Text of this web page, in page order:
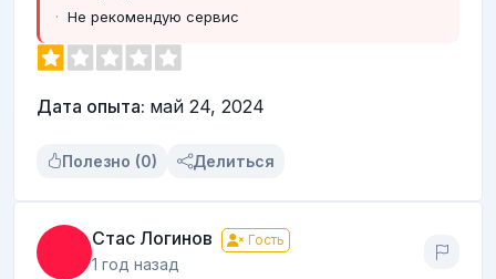
Не рекомендую сервис
Дата опыта: май 24, 2024
Полезно (0) Делиться
Стас Логинов Гость
1 год назад